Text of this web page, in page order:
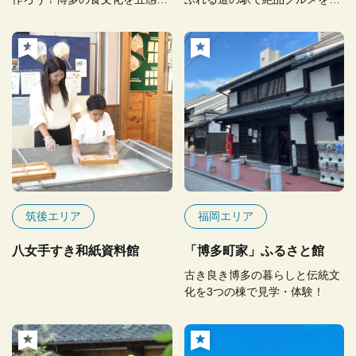
筑後エリア
八女手すき和紙資料館
福岡エリア
「博多町家」ふるさと館
古き良き博多の暮らしと伝統文
化を3つの棟で見学・体験！